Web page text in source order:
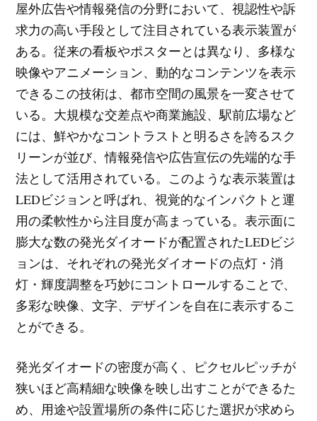
屋外広告や情報発信の分野において、視認性や訴
求力の高い手段として注目されている表示装置が
ある。従来の看板やポスターとは異なり、多様な
映像やアニメーション、動的なコンテンツを表示
できるこの技術は、都市空間の風景を一変させて
いる。大規模な交差点や商業施設、駅前広場など
には、鮮やかなコントラストと明るさを誇るスク
リーンが並び、情報発信や広告宣伝の先端的な手
法として活用されている。このような表示装置は
LEDビジョンと呼ばれ、視覚的なインパクトと運
用の柔軟性から注目度が高まっている。表示面に
膨大な数の発光ダイオードが配置されたLEDビジ
ョンは、それぞれの発光ダイオードの点灯・消
灯・輝度調整を巧妙にコントロールすることで、
多彩な映像、文字、デザインを自在に表示するこ
とができる。
発光ダイオードの密度が高く、ピクセルピッチが
狭いほど高精細な映像を映し出すことができるた
め、用途や設置場所の条件に応じた選択が求めら